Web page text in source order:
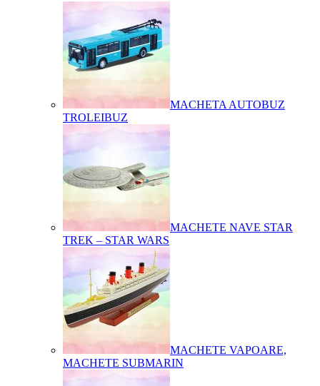
MACHETA AUTOBUZ
TROLEIBUZ
MACHETE NAVE STAR
TREK – STAR WARS
MACHETE VAPOARE,
MACHETE SUBMARIN